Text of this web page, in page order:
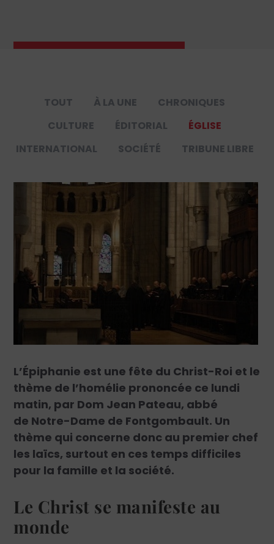
TOUT À LA UNE
CHRONIQUES
CULTURE
ÉDITORIAL
ÉGLISE
INTERNATIONAL
SOCIÉTÉ TRIBUNE LIBRE
L’Épiphanie est une fête du Christ-Roi et le
thème de l’homélie prononcée ce lundi
matin, par Dom Jean Pateau, abbé
de Notre-Dame de Fontgombault. Un
thème qui concerne donc au premier chef
les laïcs, surtout en ces temps difficiles
pour la famille et la société.
Le Christ se manifeste au
monde